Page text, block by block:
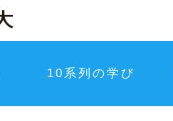
10系列の学び